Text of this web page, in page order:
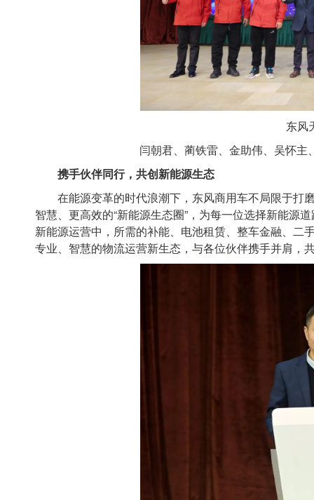
东风
闫朝君、蔺铁雷、金助伟、吴怀
携手伙伴同行，共创新能源生态
在能源变革的时代浪潮下，东风商用车不局限于打
智慧、更高效的“新能源生态圈”，为每一位选择新能源
新能源运营中，所需的补能、电池租赁、整车金融、二
专业、智慧的物流运营新生态，与各位伙伴携手并肩，